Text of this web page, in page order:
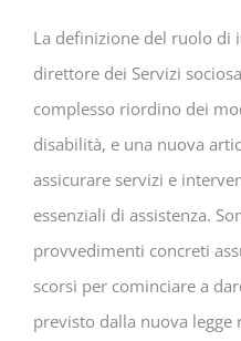
La definizione del ruolo di
direttore dei Servizi
complesso riordino dei
disabilità, e una nuova
assicurare servizi e
essenziali di assistenza.
provvedimenti concreti
scorsi per cominciare a
previsto dalla nuova legge